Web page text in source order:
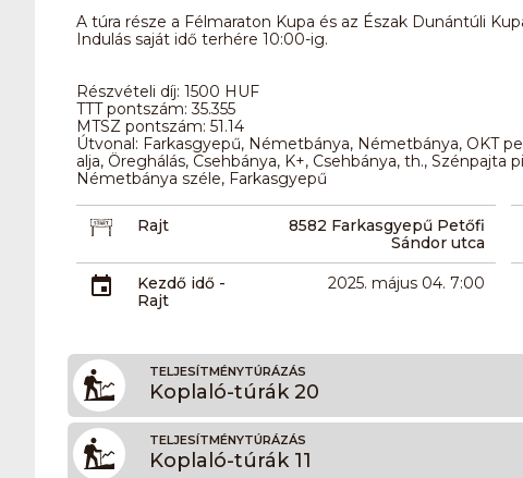
A túra része a Félmaraton Kupa és az Észak Dunántúli
Indulás saját idő terhére 10:00-ig.
Részvételi díj: 1500 HUF
TTT pontszám: 35.355
MTSZ pontszám: 51.14
Útvonal: Farkasgyepű, Németbánya, Németbánya, OKT
alja, Öreghálás, Csehbánya, K+, Csehbánya, th.,
Németbánya széle, Farkasgyepű
Rajt
8582 Farkasgyepű Petőfi
Sándor utca
Kezdő idő -
Rajt
2025. május 04. 7:00
TELJESÍTMÉNYTÚRÁZÁS
Koplaló-túrák 20
TELJESÍTMÉNYTÚRÁZÁS
Koplaló-túrák 11